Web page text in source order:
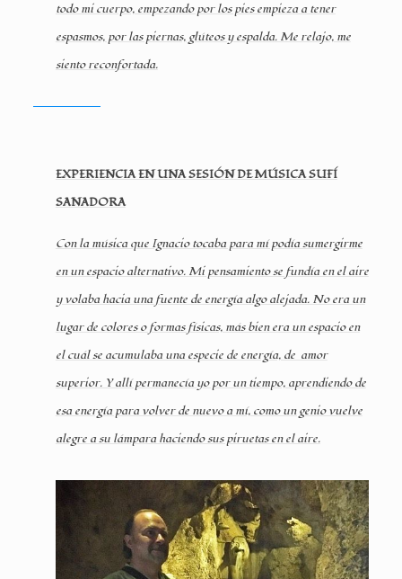
todo mi cuerpo, empezando por los pies empieza a tener
espasmos, por las piernas, glúteos y espalda. Me relajo, me
siento reconfortada.
EXPERIENCIA EN UNA SESIÓN DE MÚSICA SUFÍ
SANADORA
Con la música que Ignacio tocaba para mí podía sumergirme
en un espacio alternativo. Mi pensamiento se fundía en el aire
y volaba hacia una fuente de energía algo alejada. No era un
lugar de colores o formas físicas, más bien era un espacio en
el cuál se acumulaba una especie de energía, de amor
superior. Y allí permanecía yo por un tiempo, aprendiendo de
esa energía para volver de nuevo a mí, como un genio vuelve
alegre a su lámpara haciendo sus piruetas en el aire.